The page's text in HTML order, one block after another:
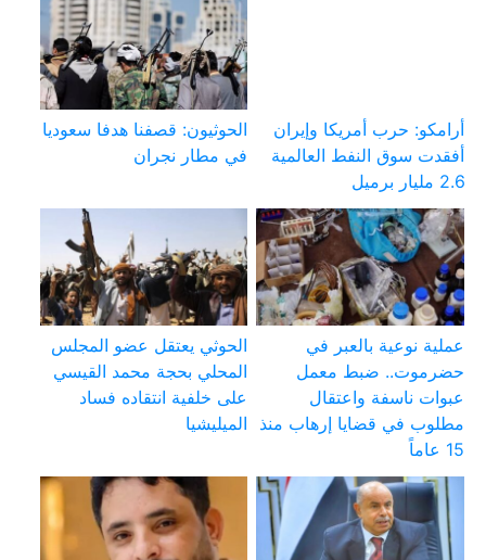
أرامكو: حرب أمريكا وإيران
أفقدت سوق النفط العالمية
2.6 مليار برميل
الحوثيون: قصفنا هدفا سعوديا
في مطار نجران
عملية نوعية بالعبر في
حضرموت.. ضبط معمل
عبوات ناسفة واعتقال
مطلوب في قضايا إرهاب منذ
15 عاماً
الحوثي يعتقل عضو المجلس
المحلي بحجة محمد القيسي
على خلفية انتقاده فساد
الميليشيا